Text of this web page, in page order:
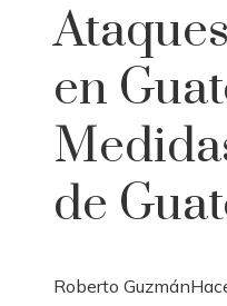
en
de
Roberto Guzmán